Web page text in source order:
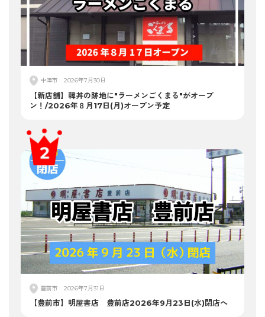
中津市 2026年7月30日
【新店舗】韓丼の跡地に"ラーメンごくまる"がオープ
ン！/2026年８月17日(月)オープン予定
豊前市 2026年7月31日
【豊前市】明屋書店 豊前店2026年9月23日(水)閉店へ